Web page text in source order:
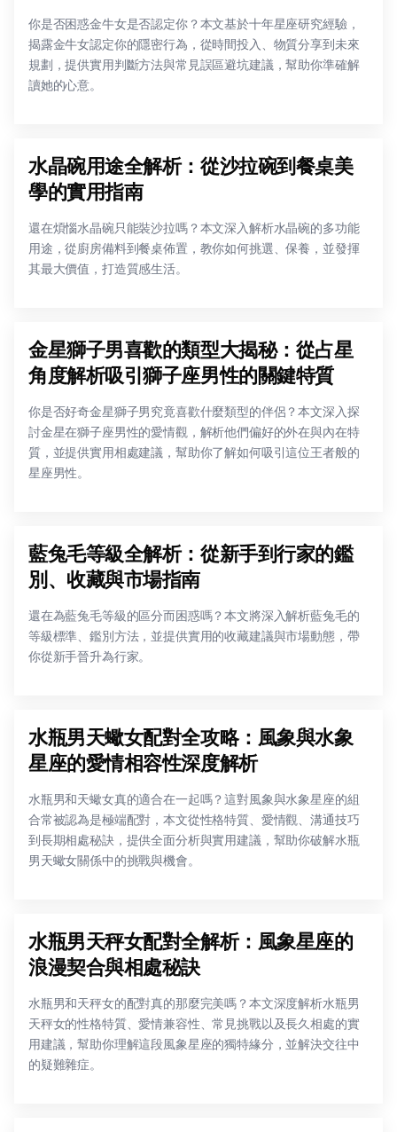
你是否困惑金牛女是否認定你？本文基於十年星座研究經驗，
揭露金牛女認定你的隱密行為，從時間投入、物質分享到未來
規劃，提供實用判斷方法與常見誤區避坑建議，幫助你準確解
讀她的心意。
水晶碗用途全解析：從沙拉碗到餐桌美
學的實用指南
還在煩惱水晶碗只能裝沙拉嗎？本文深入解析水晶碗的多功能
用途，從廚房備料到餐桌佈置，教你如何挑選、保養，並發揮
其最大價值，打造質感生活。
金星獅子男喜歡的類型大揭秘：從占星
角度解析吸引獅子座男性的關鍵特質
你是否好奇金星獅子男究竟喜歡什麼類型的伴侶？本文深入探
討金星在獅子座男性的愛情觀，解析他們偏好的外在與內在特
質，並提供實用相處建議，幫助你了解如何吸引這位王者般的
星座男性。
藍兔毛等級全解析：從新手到行家的鑑
別、收藏與市場指南
還在為藍兔毛等級的區分而困惑嗎？本文將深入解析藍兔毛的
等級標準、鑑別方法，並提供實用的收藏建議與市場動態，帶
你從新手晉升為行家。
水瓶男天蠍女配對全攻略：風象與水象
星座的愛情相容性深度解析
水瓶男和天蠍女真的適合在一起嗎？這對風象與水象星座的組
合常被認為是極端配對，本文從性格特質、愛情觀、溝通技巧
到長期相處秘訣，提供全面分析與實用建議，幫助你破解水瓶
男天蠍女關係中的挑戰與機會。
水瓶男天秤女配對全解析：風象星座的
浪漫契合與相處秘訣
水瓶男和天秤女的配對真的那麼完美嗎？本文深度解析水瓶男
天秤女的性格特質、愛情兼容性、常見挑戰以及長久相處的實
用建議，幫助你理解這段風象星座的獨特緣分，並解決交往中
的疑難雜症。